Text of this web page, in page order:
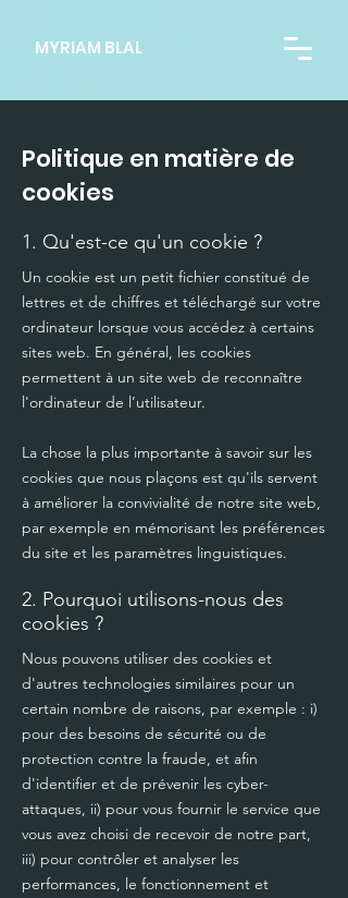
MYRIAM BLAL
Politique en matière de
cookies
1. Qu'est-ce qu'un cookie ?
Un cookie est un petit fichier constitué de
lettres et de chiffres et téléchargé sur votre
ordinateur lorsque vous accédez à certains
sites web. En général, les cookies
permettent à un site web de reconnaître
l'ordinateur de l’utilisateur.
La chose la plus importante à savoir sur les
cookies que nous plaçons est qu'ils servent
à améliorer la convivialité de notre site web,
par exemple en mémorisant les préférences
du site et les paramètres linguistiques.
2. Pourquoi utilisons-nous des
cookies ?
Nous pouvons utiliser des cookies et
d'autres technologies similaires pour un
certain nombre de raisons, par exemple : i)
pour des besoins de sécurité ou de
protection contre la fraude, et afin
d'identifier et de prévenir les cyber-
attaques, ii) pour vous fournir le service que
vous avez choisi de recevoir de notre part,
iii) pour contrôler et analyser les
performances, le fonctionnement et